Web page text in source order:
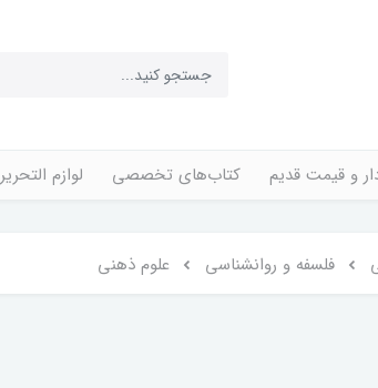
و قیمت قدیم کتاب‌های تخصصی لوازم التحریر
فلسفه و روانشناسی علوم ذهنی